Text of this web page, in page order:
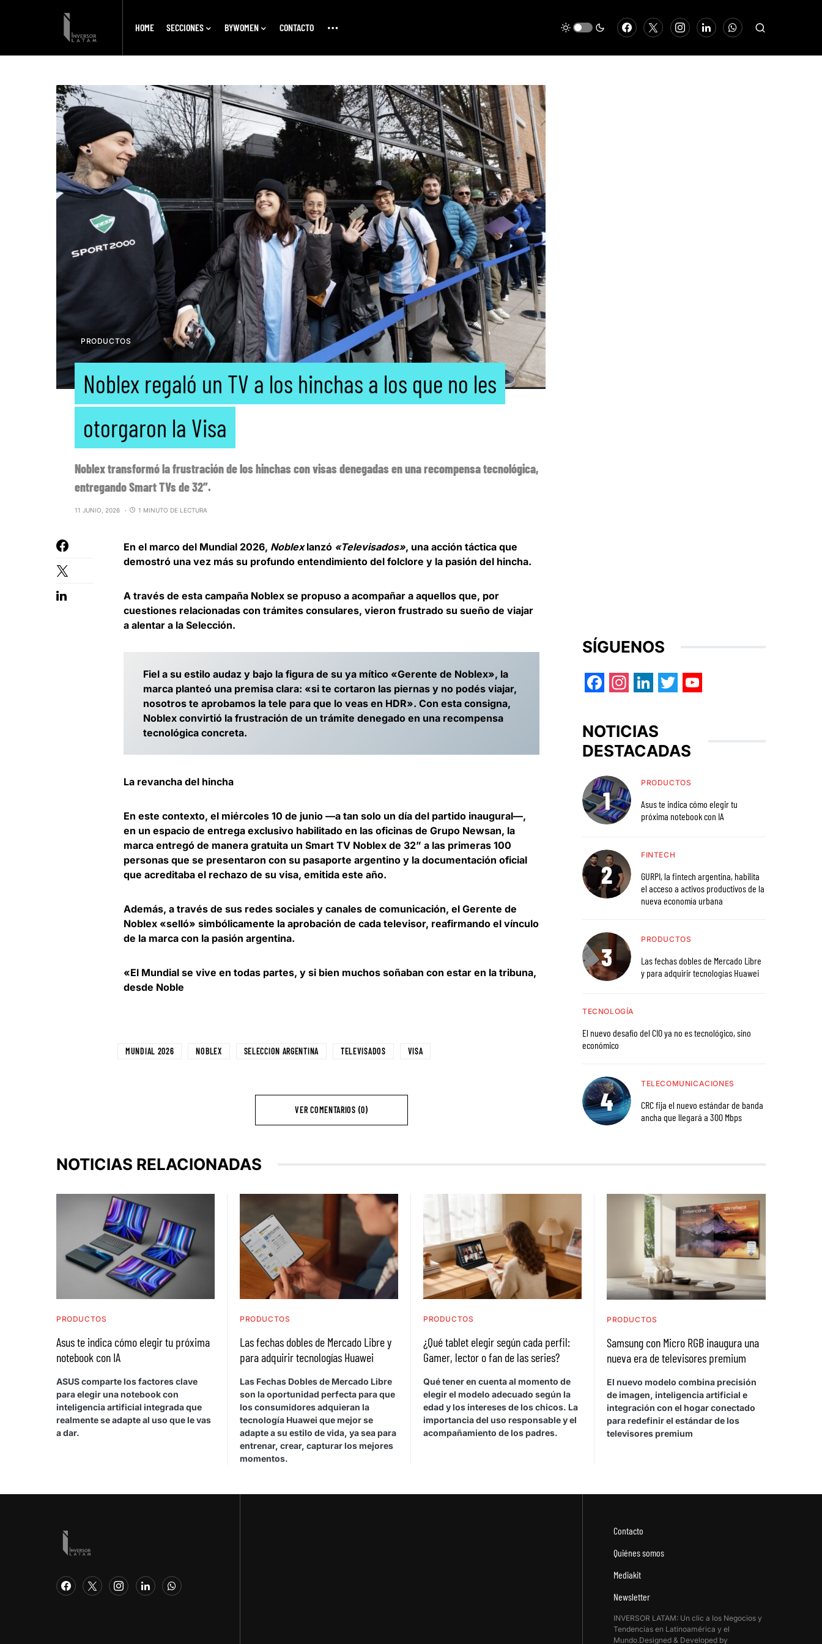
HOME SECCIONES BYWOMEN CONTACTO
PRODUCTOS
Noblex regaló un TV a los hinchas a los que no les
otorgaron la Visa
Noblex transformó la frustración de los hinchas con visas denegadas en una recompensa tecnológica,
entregando Smart TVs de 32”.
11 JUNIO, 2026 1 MINUTO DE LECTURA
En el marco del Mundial 2026, Noblexlanzó «Televisados», una acción táctica que
demostró una vez más su profundo entendimiento del folclore y la pasión del hincha.
A través de esta campaña Noblex se propuso a acompañar a aquellos que, por
cuestiones relacionadas con trámites consulares, vieron frustrado su sueño de viajar
a alentar a la Selección.
Fiel a su estilo audaz y bajo la figura de su ya mítico «Gerente de Noblex», la
marca planteó una premisa clara: «si te cortaron las piernas y no podés viajar,
nosotros te aprobamos la tele para que lo veas en HDR». Con esta consigna,
Noblex convirtió la frustración de un trámite denegado en una recompensa
tecnológica concreta.
La revancha del hincha
En este contexto, el miércoles 10 de junio —a tan solo un día del partido inaugural—,
en un espacio de entrega exclusivo habilitado en las oficinas de Grupo Newsan, la
marca entregó de manera gratuita un Smart TV Noblex de 32” a las primeras 100
personas que se presentaron con su pasaporte argentino y la documentación oficial
que acreditaba el rechazo de su visa, emitida este año.
Además, a través de sus redes sociales y canales de comunicación, el Gerente de
Noblex «selló» simbólicamente la aprobación de cada televisor, reafirmando el vínculo
de la marca con la pasión argentina.
«El Mundial se vive en todas partes, y si bien muchos soñaban con estar en la tribuna,
desde Noble
MUNDIAL 2026 NOBLEX SELECCION ARGENTINA TELEVISADOS VISA
VER COMENTARIOS (0)
SÍGUENOS
NOTICIAS
DESTACADAS
PRODUCTOS
Asus te indica cómo elegir tu
próxima notebook con IA
FINTECH
GURPI, la fintech argentina, habilita
el acceso a activos productivos de la
nueva economía urbana
PRODUCTOS
Las fechas dobles de Mercado Libre
y para adquirir tecnologías Huawei
TECNOLOGÍA
El nuevo desafío del CIO ya no es tecnológico, sino
económico
TELECOMUNICACIONES
CRC fija el nuevo estándar de banda
ancha que llegará a 300 Mbps
NOTICIAS RELACIONADAS
PRODUCTOS
Asus te indica cómo elegir tu próxima
notebook con IA
ASUS comparte los factores clave
para elegir una notebook con
inteligencia artificial integrada que
realmente se adapte al uso que le vas
a dar.
PRODUCTOS
Las fechas dobles de Mercado Libre y
para adquirir tecnologías Huawei
Las Fechas Dobles de Mercado Libre
son la oportunidad perfecta para que
los consumidores adquieran la
tecnología Huawei que mejor se
adapte a su estilo de vida, ya sea para
entrenar, crear, capturar los mejores
momentos.
PRODUCTOS
¿Qué tablet elegir según cada perfil:
Gamer, lector o fan de las series?
Qué tener en cuenta al momento de
elegir el modelo adecuado según la
edad y los intereses de los chicos. La
importancia del uso responsable y el
acompañamiento de los padres.
PRODUCTOS
Samsung con Micro RGB inaugura una
nueva era de televisores premium
El nuevo modelo combina precisión
de imagen, inteligencia artificial e
integración con el hogar conectado
para redefinir el estándar de los
televisores premium
Contacto
Quiénes somos
Mediakit
Newsletter
INVERSOR LATAM: Un clic a los Negocios y
Tendencias en Latinoamérica y el
Mundo.Designed & Developed by